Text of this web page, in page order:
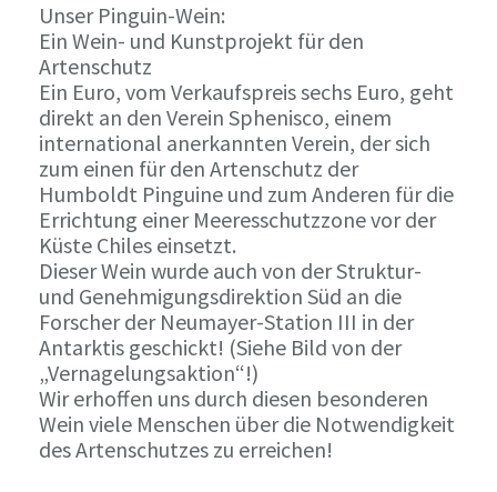
Unser Pinguin-Wein:
Ein Wein- und Kunstprojekt für den
Artenschutz
Ein Euro, vom Verkaufspreis sechs Euro, geht
direkt an den Verein Sphenisco, einem
international anerkannten Verein, der sich
zum einen für den Artenschutz der
Humboldt Pinguine und zum Anderen für die
Errichtung einer Meeresschutzzone vor der
Küste Chiles einsetzt.
Dieser Wein wurde auch von der Struktur-
und Genehmigungsdirektion Süd an die
Forscher der Neumayer-Station III in der
Antarktis geschickt! (Siehe Bild von der
„Vernagelungsaktion“!)
Wir erhoffen uns durch diesen besonderen
Wein viele Menschen über die Notwendigkeit
des Artenschutzes zu erreichen!